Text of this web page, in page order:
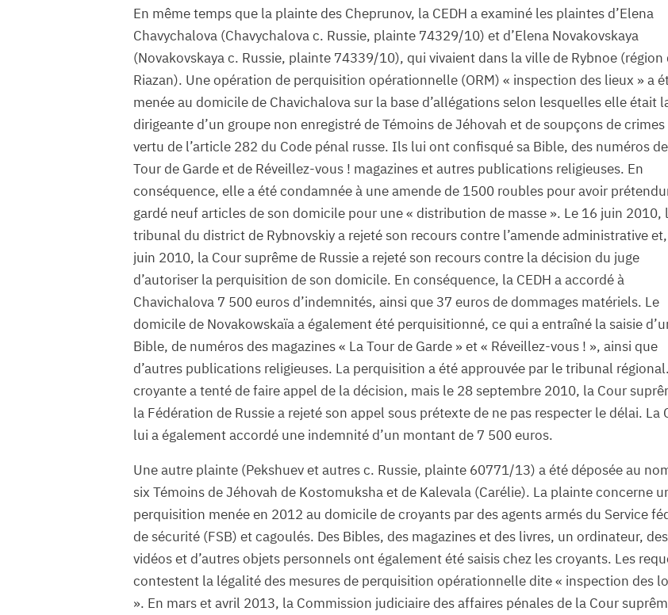
En même temps que la plainte des Cheprunov, la CEDH a examiné les plaintes d’Elena
Chavychalova (Chavychalova c. Russie, plainte 74329/10) et d’Elena Novakovskaya
(Novakovskaya c. Russie, plainte 74339/10), qui vivaient dans la ville de Rybnoe (région
Riazan). Une opération de perquisition opérationnelle (ORM) « inspection des lieux » a
menée au domicile de Chavichalova sur la base d’allégations selon lesquelles elle était
dirigeante d’un groupe non enregistré de Témoins de Jéhovah et de soupçons de crimes
vertu de l’article 282 du Code pénal russe. Ils lui ont confisqué sa Bible, des numéros
Tour de Garde et de Réveillez-vous ! magazines et autres publications religieuses. En
conséquence, elle a été condamnée à une amende de 1500 roubles pour avoir
gardé neuf articles de son domicile pour une « distribution de masse ». Le 16 juin 2010,
tribunal du district de Rybnovskiy a rejeté son recours contre l’amende administrative
juin 2010, la Cour suprême de Russie a rejeté son recours contre la décision du juge
d’autoriser la perquisition de son domicile. En conséquence, la CEDH a accordé à
Chavichalova 7 500 euros d’indemnités, ainsi que 37 euros de dommages matériels. Le
domicile de Novakowskaïa a également été perquisitionné, ce qui a entraîné la saisie
Bible, de numéros des magazines « La Tour de Garde » et « Réveillez-vous ! », ainsi que
d’autres publications religieuses. La perquisition a été approuvée par le tribunal
croyante a tenté de faire appel de la décision, mais le 28 septembre 2010, la Cour
la Fédération de Russie a rejeté son appel sous prétexte de ne pas respecter le délai. La
lui a également accordé une indemnité d’un montant de 7 500 euros.
Une autre plainte (Pekshuev et autres c. Russie, plainte 60771/13) a été déposée au
six Témoins de Jéhovah de Kostomuksha et de Kalevala (Carélie). La plainte concerne
perquisition menée en 2012 au domicile de croyants par des agents armés du Service
de sécurité (FSB) et cagoulés. Des Bibles, des magazines et des livres, un ordinateur, des
vidéos et d’autres objets personnels ont également été saisis chez les croyants. Les
contestent la légalité des mesures de perquisition opérationnelle dite « inspection des
». En mars et avril 2013, la Commission judiciaire des affaires pénales de la Cour